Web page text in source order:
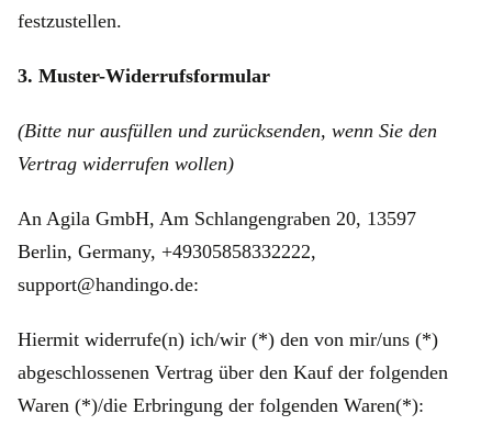
festzustellen.
3. Muster-Widerrufsformular
(Bitte nur ausfüllen und zurücksenden, wenn Sie den
Vertrag widerrufen wollen)
An Agila GmbH, Am Schlangengraben 20, 13597
Berlin, Germany, +49305858332222,
support@handingo.de:
Hiermit widerrufe(n) ich/wir (*) den von mir/uns (*)
abgeschlossenen Vertrag über den Kauf der folgenden
Waren (*)/die Erbringung der folgenden Waren(*):